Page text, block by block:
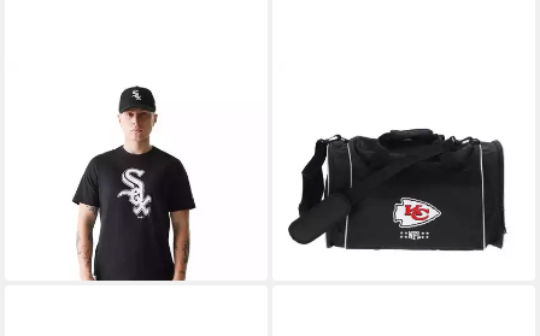
T-Shirt MLB Chicago White
Sox (kein Set) aus Baumwolle
lieferbar - in 4-5 Werktagen bei dir
Schwarz Trainingstasche
Freizeittasche (1-tlg)
34,95 €
39,95 €
-13%
lieferbar - in 4-5 Werktagen bei dir